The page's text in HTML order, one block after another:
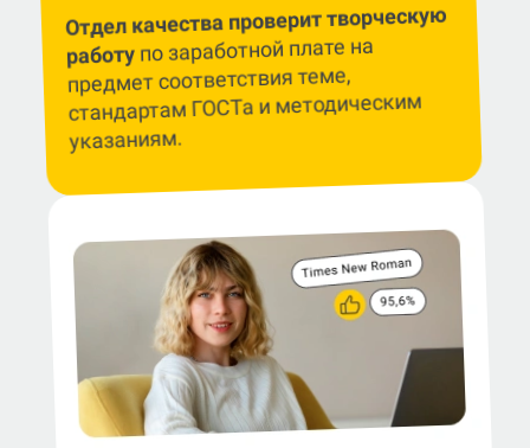
Отдел качества проверит творческую
работупо заработной плате на
предмет соответствия теме,
стандартам ГОСТа и методическим
указаниям.